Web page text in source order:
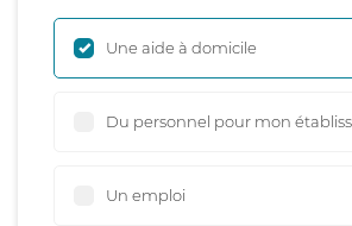
Une aide à domicile
Du personnel pour mon
Un emploi